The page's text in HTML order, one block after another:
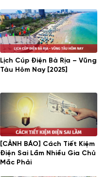
Lịch Cúp Điện Bà Rịa – Vũng
Tàu Hôm Nay [2025]
[CẢNH BÁO] Cách Tiết Kiệm
Điện Sai Lầm Nhiều Gia Chủ
Mắc Phải